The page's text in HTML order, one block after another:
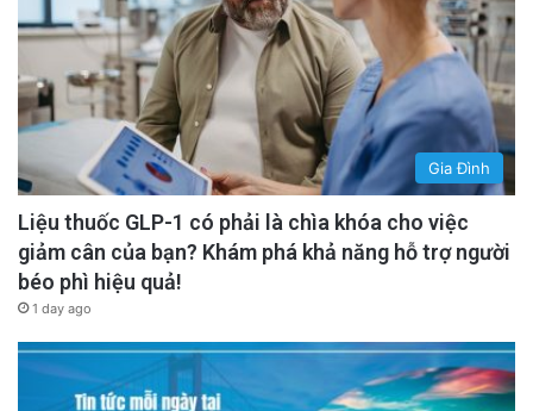
Gia Đình
Liệu thuốc GLP-1 có phải là chìa khóa cho việc
giảm cân của bạn? Khám phá khả năng hỗ trợ người
béo phì hiệu quả!
1 day ago